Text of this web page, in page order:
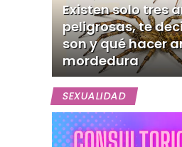
Existen solo tres
peligrosas, te
son y qué hacer
mordedura
SEXUALIDAD